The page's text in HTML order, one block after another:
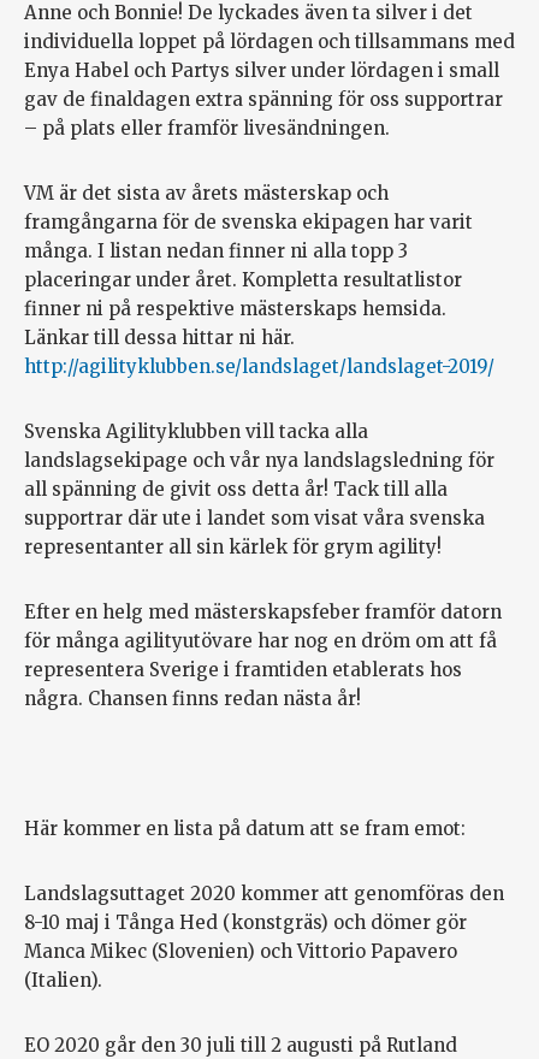
Anne och Bonnie! De lyckades även ta silver i det
individuella loppet på lördagen och tillsammans med
Enya Habel och Partys silver under lördagen i small
gav de finaldagen extra spänning för oss supportrar
– på plats eller framför livesändningen.
VM är det sista av årets mästerskap och
framgångarna för de svenska ekipagen har varit
många. I listan nedan finner ni alla topp 3
placeringar under året. Kompletta resultatlistor
finner ni på respektive mästerskaps hemsida.
Länkar till dessa hittar ni här.
http://agilityklubben.se/landslaget/landslaget-2019/
Svenska Agilityklubben vill tacka alla
landslagsekipage och vår nya landslagsledning för
all spänning de givit oss detta år! Tack till alla
supportrar där ute i landet som visat våra svenska
representanter all sin kärlek för grym agility!
Efter en helg med mästerskapsfeber framför datorn
för många agilityutövare har nog en dröm om att få
representera Sverige i framtiden etablerats hos
några. Chansen finns redan nästa år!
Här kommer en lista på datum att se fram emot:
Landslagsuttaget 2020 kommer att genomföras den
8-10 maj i Tånga Hed (konstgräs) och dömer gör
Manca Mikec (Slovenien) och Vittorio Papavero
(Italien).
EO 2020 går den 30 juli till 2 augusti på Rutland